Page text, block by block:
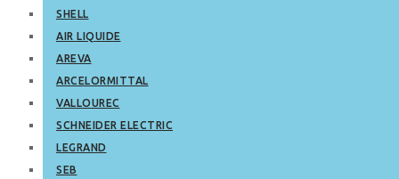
SHELL
AIR LIQUIDE
AREVA
ARCELORMITTAL
VALLOUREC
SCHNEIDER ELECTRIC
LEGRAND
SEB